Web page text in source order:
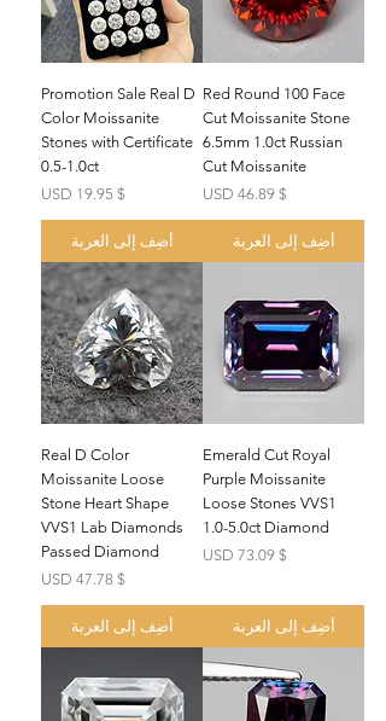
Red Round 100 Face
Cut Moissanite Stone
6.5mm 1.0ct Russian
Cut Moissanite
السعر
$ 46.89 USD
أضِف إلى العربة
Promotion Sale Real D
Color Moissanite
Stones with Certificate
0.5-1.0ct
السعر
$ 19.95 USD
أضِف إلى العربة
Emerald Cut Royal
Purple Moissanite
Loose Stones VVS1
1.0-5.0ct Diamond
السعر
$ 73.09 USD
أضِف إلى العربة
Real D Color
Moissanite Loose
Stone Heart Shape
VVS1 Lab Diamonds
Passed Diamond
السعر
$ 47.78 USD
أضِف إلى العربة